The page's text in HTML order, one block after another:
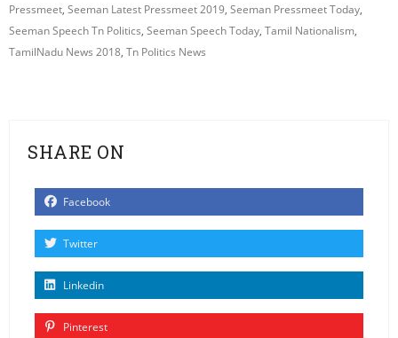
Pressmeet, Seeman Latest Pressmeet 2019, Seeman Pressmeet Today,
Seeman Speech Tn Politics, Seeman Speech Today, Tamil Nationalism,
TamilNadu News 2018, Tn Politics News
SHARE ON
Facebook
Twitter
Linkedin
Pinterest